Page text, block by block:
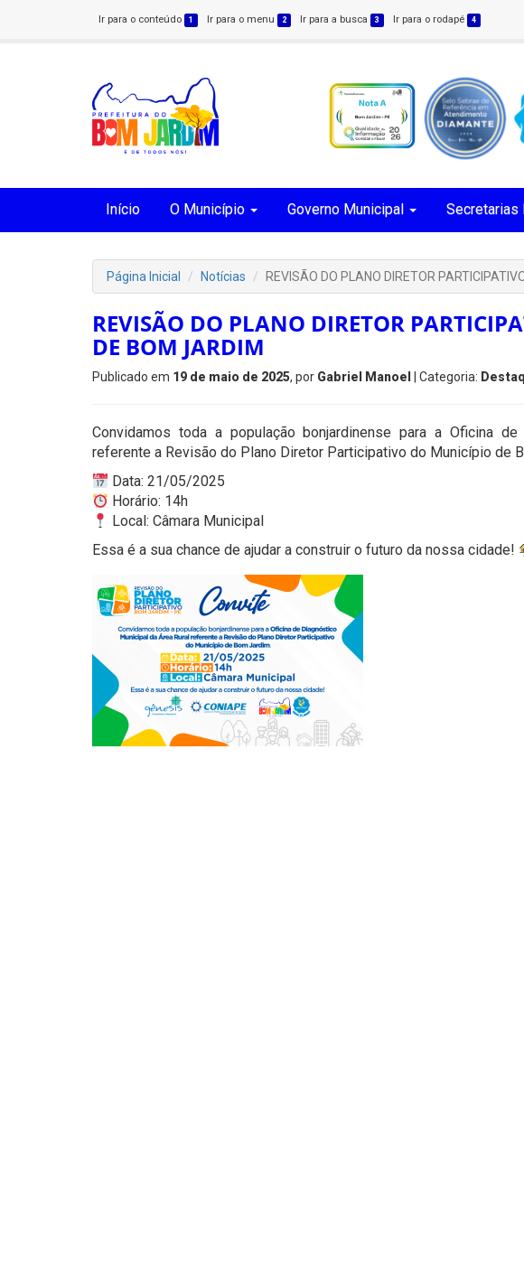
Ir para o conteúdo 1 Ir para o menu 2 Ir para a busca 3 Ir para o rodapé 4
Início O Município Governo Municipal Secretarias
Página Inicial Notícias REVISÃO DO PLANO DIRETOR
REVISÃO DO PLANO DIRETOR
DE BOM JARDIM
Publicado em 19 de maio de 2025, por Gabriel Manoel | Categoria:
Convidamos toda a população bonjardinense para a Oficina
referente a Revisão do Plano Diretor Participativo do Município de
Data: 21/05/2025
Horário: 14h
Local: Câmara Municipal
Essa é a sua chance de ajudar a construir o futuro da nossa cidade!